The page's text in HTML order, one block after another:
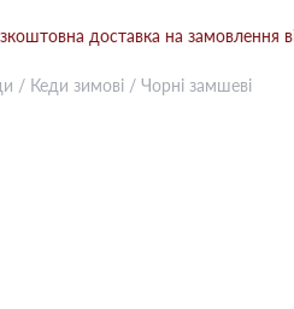
доставка на замовлення
/ Кеди зимові / Чорні замшеві